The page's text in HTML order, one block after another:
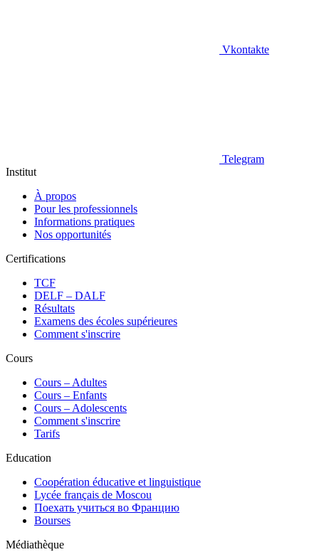
Vkontakte
Telegram
Institut
À propos
Pour les professionnels
Informations pratiques
Nos opportunités
Certifications
TCF
DELF – DALF
Résultats
Examens des écoles supérieures
Comment s'inscrire
Cours
Сours – Adultes
Cours – Enfants
Cours – Adolescents
Comment s'inscrire
Tarifs
Education
Coopération éducative et linguistique
Lycée français de Moscou
Поехать учиться во Францию
Bourses
Médiathèque